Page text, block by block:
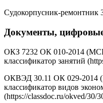
Судокорпусник-ремонтник
Документы,
ОКЗ 7232 ОК 010-2014
классификатор занятий
ОКВЭД 30.11 ОК 029-2014
классификатор видов
(https://classdoc.ru/okved/30/